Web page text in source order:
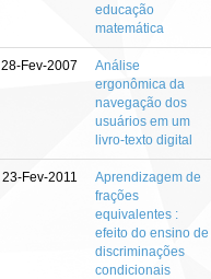
educação
matemática
28-Fev-2007
Análise
ergonômica da
navegação dos
usuários em um
livro-texto digital
23-Fev-2011
Aprendizagem de
frações
equivalentes :
efeito do ensino de
discriminações
condicionais